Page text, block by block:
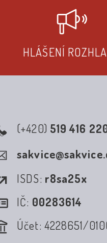
HLÁŠENÍ
(+420) 519 416
ISDS: r8sa25x
IČ: 00283614
Účet: 4228651/